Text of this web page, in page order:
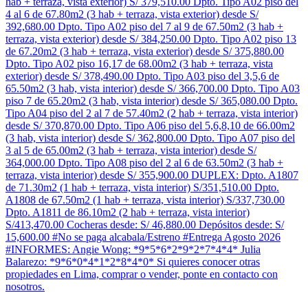
4 al 6 de 67.80m2 (3 hab + terraza, vista exterior) desde S/
392,680.00 Dpto. Tipo A02 piso del 7 al 9 de 67.50m2 (3 hab +
terraza, vista exterior) desde S/ 384,250.00 Dpto. Tipo A02 piso 13
de 67.20m2 (3 hab + terraza, vista exterior) desde S/ 375,880.00
Dpto. Tipo A02 piso 16,17 de 68.00m2 (3 hab + terraza, vista
exterior) desde S/ 378,490.00 Dpto. Tipo A03 piso del 3,5,6 de
65.50m2 (3 hab, vista interior) desde S/ 366,700.00 Dpto. Tipo A03
piso 7 de 65.20m2 (3 hab, vista interior) desde S/ 365,080.00 Dpto.
Tipo A04 piso del 2 al 7 de 57.40m2 (2 hab + terraza, vista interior)
desde S/ 370,870.00 Dpto. Tipo A06 piso del 5,6,8,10 de 66.00m2
(3 hab, vista interior) desde S/ 362,800.00 Dpto. Tipo A07 piso del
3 al 5 de 65.00m2 (3 hab + terraza, vista interior) desde S/
364,000.00 Dpto. Tipo A08 piso del 2 al 6 de 63.50m2 (3 hab +
terraza, vista interior) desde S/ 355,900.00 DUPLEX: Dpto. A1807
de 71.30m2 (1 hab + terraza, vista interior) S/351,510.00 Dpto.
A1808 de 67.50m2 (1 hab + terraza, vista interior) S/337,730.00
Dpto. A1811 de 86.10m2 (2 hab + terraza, vista interior)
S/413,470.00 Cocheras desde: S/ 46,880.00 Depósitos desde: S/
15,600.00 #No se paga alcabala/Estreno #Entrega Agosto 2026
#INFORMES: Angie Wong: *9*5*6*2*9*2*7*4*4* Julia
Balarezo: *9*6*0*4*1*2*8*4*0* Si quieres conocer otras
propiedades en Lima, comprar o vender, ponte en contacto con
nosotros.